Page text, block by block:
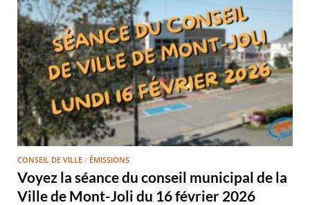
CONSEIL DE VILLE / ÉMISSIONS
Voyez la séance du conseil municipal de la
Ville de Mont-Joli du 16 février 2026